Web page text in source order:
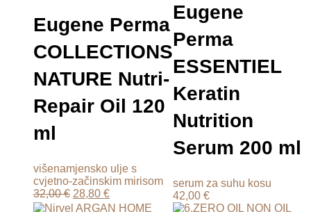
Eugene Perma
COLLECTIONS
NATURE Nutri-
Repair Oil 120
ml
višenamjensko ulje s
cvjetno-začinskim mirisom
32,00€ 28,80 €
Eugene
Perma
ESSENTIEL
Keratin
Nutrition
Serum 200 ml
serum za suhu kosu
42,00 €